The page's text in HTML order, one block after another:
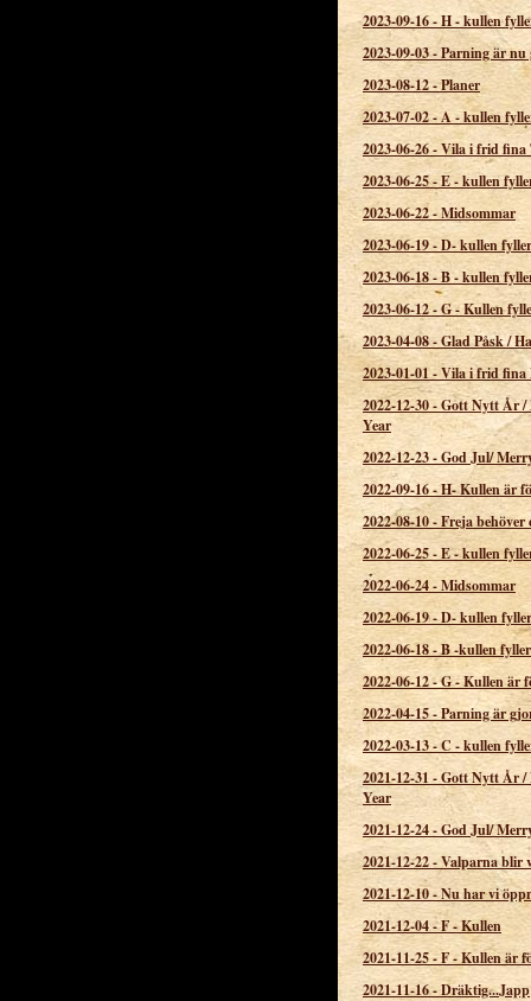
2023-09-16-H - kullen
2023-09-03-Parning är
2023-08-12-Planer
2023-07-02-A - kullen
2023-06-26-Vila i frid fina
2023-06-25-E - kullen
2023-06-22-Midsommar
2023-06-19-D- kullen
2023-06-18-B - kullen
2023-06-12-G - Kullen
2023-04-08-Glad Påsk /
2023-01-01-Vila i frid fina
2022-12-30-Gott Nytt År /
Year
2022-12-23-God Jul/
2022-09-16-H- Kullen är
2022-08-10-Freja behöver
2022-06-25-E - kullen
2022-06-24-Midsommar
2022-06-19-D- kullen
2022-06-18-B -kullen
2022-06-12-G - Kullen är
2022-04-15-Parning är
2022-03-13-C - kullen
2021-12-31-Gott Nytt År /
Year
2021-12-24-God Jul/
2021-12-22-Valparna blir
2021-12-10-Nu har vi
2021-12-04-F - Kullen
2021-11-25-F - Kullen är
2021-11-16-Dräktig...Japp